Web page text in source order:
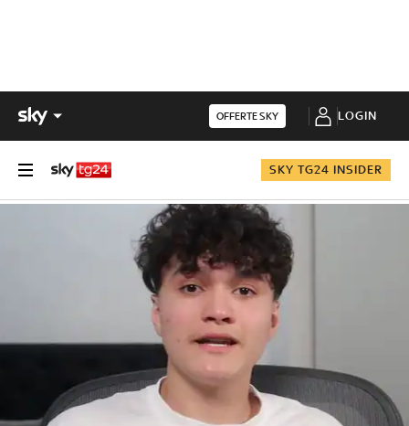
OFFERTE SKY LOGIN
SKY TG24 INSIDER